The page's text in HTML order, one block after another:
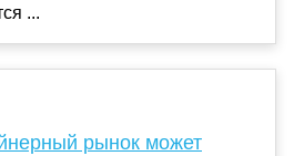
...
рынок может